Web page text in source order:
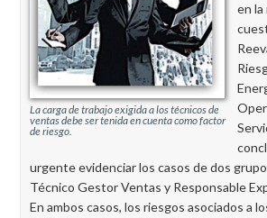
La carga de trabajo exigida a los técnicos de
ventas debe ser tenida en cuenta como factor
de riesgo.
en la
urgente evidenciar los casos de dos
Técnico Gestor Ventas y Responsable
En ambos casos, los riesgos asociados a